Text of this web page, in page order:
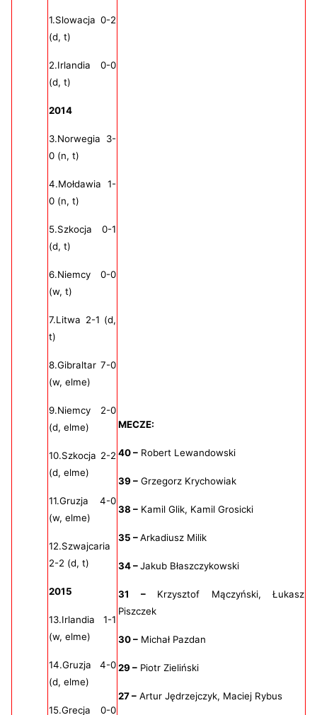
1.Slowacja 0-2
(d, t)
2.Irlandia 0-0
(d, t)
2014
3.Norwegia 3-
0 (n, t)
4.Mołdawia 1-
0 (n, t)
5.Szkocja 0-1
(d, t)
6.Niemcy 0-0
(w, t)
7.Litwa 2-1 (d,
t)
8.Gibraltar 7-0
(w, elme)
9.Niemcy 2-0
(d, elme)
10.Szkocja 2-2
(d, elme)
11.Gruzja 4-0
(w, elme)
12.Szwajcaria
2-2 (d, t)
2015
13.Irlandia 1-1
(w, elme)
14.Gruzja 4-0
(d, elme)
15.Grecja 0-0
MECZE:
40 – Robert Lewandowski
39 – Grzegorz Krychowiak
38 – Kamil Glik, Kamil Grosicki
35 –Arkadiusz Milik
34 –Jakub Błaszczykowski
31 –Krzysztof Mączyński, Łukasz
Piszczek
30 – Michał Pazdan
29 – Piotr Zieliński
27 – Artur Jędrzejczyk, Maciej Rybus